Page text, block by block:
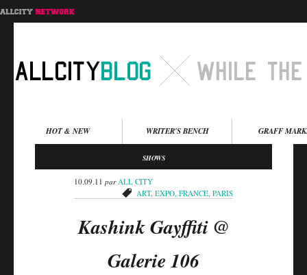
Aller au contenu
Aller au contenu
HOT & NEW WRITER'S BENCH GRAFF
SHOWS
10.09.11 par ALL CITY
ART, EXPO, FRANCE, PARIS
Kashink Gayffiti @
Galerie 106